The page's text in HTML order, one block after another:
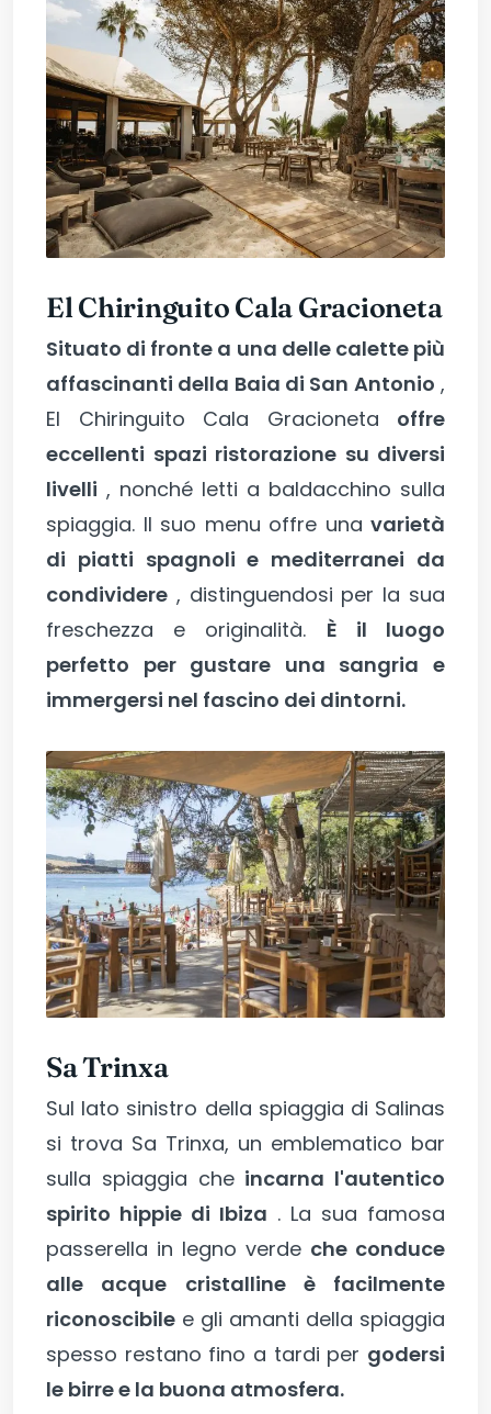
El Chiringuito Cala Gracioneta
Situato di fronte a una delle calette più
affascinanti della Baia di San Antonio ,
El Chiringuito Cala Gracioneta offre
eccellenti spazi ristorazione su diversi
livelli , nonché letti a baldacchino sulla
spiaggia. Il suo menu offre una varietà
di piatti spagnoli e mediterranei da
condividere , distinguendosi per la sua
freschezza e originalità. È il luogo
perfetto per gustare una sangria e
immergersi nel fascino dei dintorni.
Sa Trinxa
Sul lato sinistro della spiaggia di Salinas
si trova Sa Trinxa, un emblematico bar
sulla spiaggia che incarna l'autentico
spirito hippie di Ibiza . La sua famosa
passerella in legno verde che conduce
alle acque cristalline è facilmente
riconoscibile e gli amanti della spiaggia
spesso restano fino a tardi per godersi
le birre e la buona atmosfera.